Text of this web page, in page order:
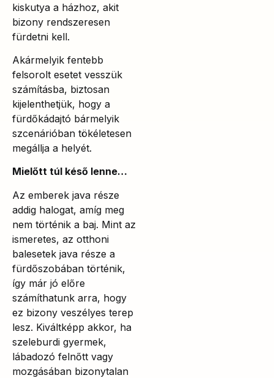
kiskutya a házhoz, akit
bizony rendszeresen
fürdetni kell.
Akármelyik fentebb
felsorolt esetet vesszük
számításba, biztosan
kijelenthetjük, hogy a
fürdőkádajtó bármelyik
szcenárióban tökéletesen
megállja a helyét.
Mielőtt túl késő lenne…
Az emberek java része
addig halogat, amíg meg
nem történik a baj. Mint az
ismeretes, az otthoni
balesetek java része a
fürdőszobában történik,
így már jó előre
számíthatunk arra, hogy
ez bizony veszélyes terep
lesz. Kiváltképp akkor, ha
szeleburdi gyermek,
lábadozó felnőtt vagy
mozgásában bizonytalan